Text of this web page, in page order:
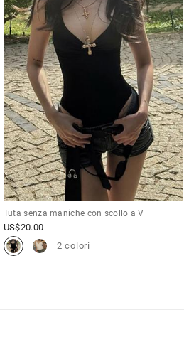
Tuta senza maniche con scollo a V
US$20.00
2 colori